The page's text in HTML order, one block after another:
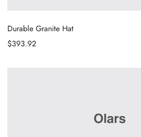
Durable Granite Hat
$393.92